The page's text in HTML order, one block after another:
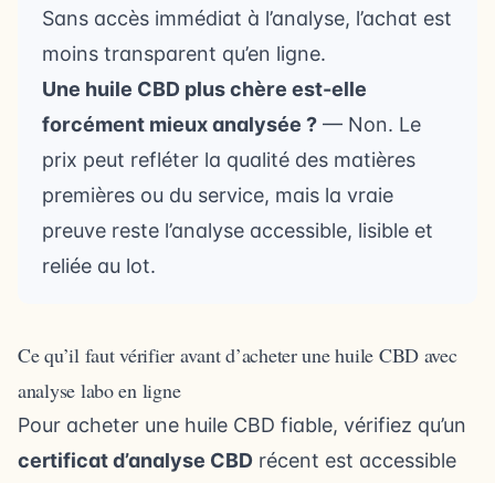
Sans accès immédiat à l’analyse, l’achat est
moins transparent qu’en ligne.
Une huile CBD plus chère est-elle
forcément mieux analysée ? — Non. Le
prix peut refléter la qualité des matières
premières ou du service, mais la vraie
preuve reste l’analyse accessible, lisible et
reliée au lot.
Ce qu’il faut vérifier avant d’acheter une huile CBD avec
analyse labo en ligne
Pour acheter une huile CBD fiable, vérifiez qu’un
certificat d’analyse CBD récent est accessible